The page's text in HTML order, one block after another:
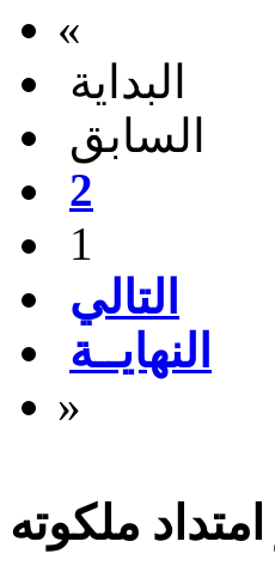
«
البداية
السابق
2
1
التالي
النهايــة
»
ملكوته